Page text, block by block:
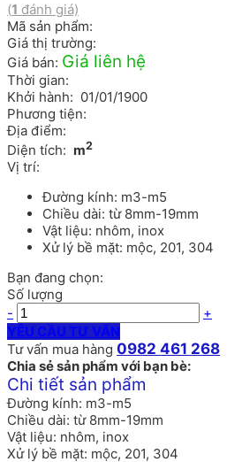
(1 đánh giá)
Mã sản phẩm:
Giá thị trường:
Giá bán: Giá liên hệ
Thời gian:
Khởi hành: 01/01/1900
Phương tiện:
Địa điểm:
Diện tích: m2
Vị trí:
Đường kính: m3-m5
Chiều dài: từ 8mm-19mm
Vật liệu: nhôm, inox
Xử lý bề mặt: mộc, 201, 304
Bạn đang chọn:
Số lượng
-
+
YÊU CẦU TƯ VẤN
Tư vấn mua hàng 0982 461 268
Chia sẻ sản phẩm với bạn bè:
Chi tiết sản phẩm
Đường kính: m3-m5
Chiều dài: từ 8mm-19mm
Vật liệu: nhôm, inox
Xử lý bề mặt: mộc, 201, 304